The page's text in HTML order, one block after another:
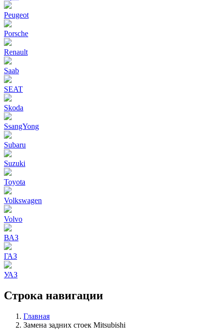
Peugeot
Porsche
Renault
Saab
SEAT
Skoda
SsangYong
Subaru
Suzuki
Toyota
Volkswagen
Volvo
ВАЗ
ГАЗ
УАЗ
Строка навигации
Главная
Замена задних стоек Mitsubishi